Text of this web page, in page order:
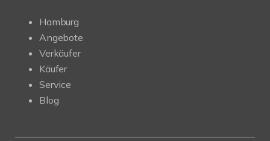
Hamburg
Angebote
Verkäufer
Käufer
Service
Blog